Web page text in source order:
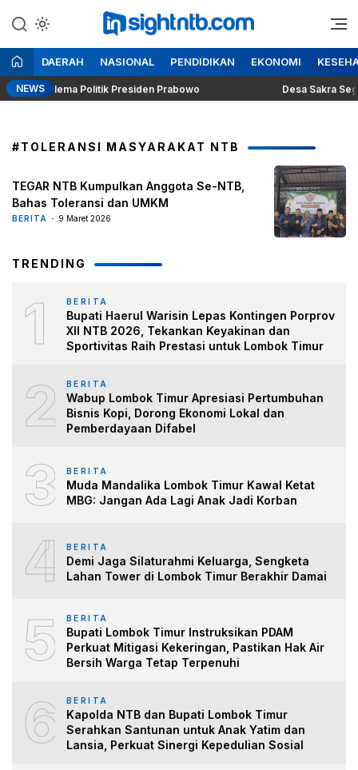
ke
konten
Insight NTB
Berita Seputar NTB
DAERAH NASIONAL PENDIDIKAN EKONOMI
NEWS
Dilema Politik Presiden Prabowo Desa Sakra Segera
#TOLERANSI MASYARAKAT NTB
TEGAR NTB Kumpulkan Anggota Se-NTB,
Bahas Toleransi dan UMKM
BERITA 9 Maret 2026
TRENDING
1 BERITA
Bupati Haerul Warisin Lepas Kontingen Porprov
XII NTB 2026, Tekankan Keyakinan dan
Sportivitas Raih Prestasi untuk Lombok Timur
2 BERITA
Wabup Lombok Timur Apresiasi Pertumbuhan
Bisnis Kopi, Dorong Ekonomi Lokal dan
Pemberdayaan Difabel
3 BERITA
Muda Mandalika Lombok Timur Kawal Ketat
MBG: Jangan Ada Lagi Anak Jadi Korban
4 BERITA
Demi Jaga Silaturahmi Keluarga, Sengketa
Lahan Tower di Lombok Timur Berakhir Damai
5 BERITA
Bupati Lombok Timur Instruksikan PDAM
Perkuat Mitigasi Kekeringan, Pastikan Hak Air
Bersih Warga Tetap Terpenuhi
6 BERITA
Kapolda NTB dan Bupati Lombok Timur
Serahkan Santunan untuk Anak Yatim dan
Lansia, Perkuat Sinergi Kepedulian Sosial